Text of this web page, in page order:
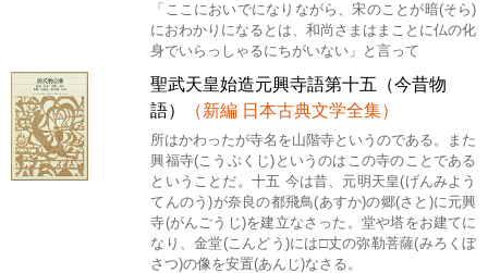
「ここにおいでになりながら、宋のことが暗(そら)
におわかりになるとは、和尚さまはまことに仏の化
身でいらっしゃるにちがいない」と言って
聖武天皇始造元興寺語第十五（今昔物
語）
（新編 日本古典文学全集）
所はかわったが寺名を山階寺というのである。また
興福寺(こうぶくじ)というのはこの寺のことである
ということだ。十五 今は昔、元明天皇(げんみよう
てんのう)が奈良の都飛鳥(あすか)の郷(さと)に元興
寺(がんごうじ)を建立なさった。堂や塔をお建てに
なり、金堂(こんどう)には□丈の弥勒菩薩(みろくぼ
さつ)の像を安置(あんじ)なさる。